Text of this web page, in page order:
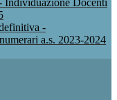
Individuazione Docenti
-
a.s. 2023-2024